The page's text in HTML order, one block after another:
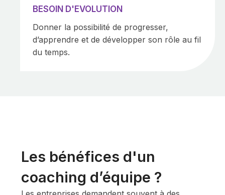
BESOIN D'EVOLUTION
Donner la possibilité de progresser,
d’apprendre et de développer son rôle au fil
du temps.
Les bénéfices d'un
coaching d’équipe ?